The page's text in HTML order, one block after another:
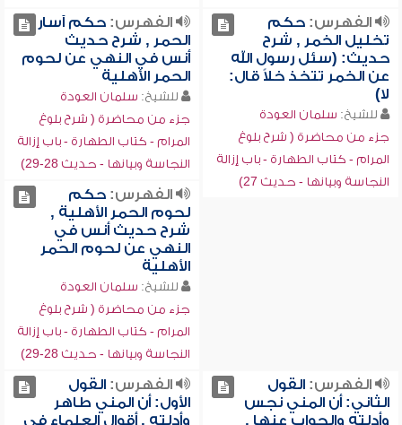
الفهرس:حكم
تخليل الخمر , شرح
حديث: (سئل رسول الله
عن الخمر تتخذ خلاً قال:
لا)
للشيخ: سلمان العودة
جزء من محاضرة ( شرح بلوغ
المرام - كتاب الطهارة - باب إزالة
النجاسة وبيانها - حديث 27)
الفهرس:حكم آسار
الحمر , شرح حديث
أنس في النهي عن لحوم
الحمر الأهلية
للشيخ: سلمان العودة
جزء من محاضرة ( شرح بلوغ
المرام - كتاب الطهارة - باب إزالة
النجاسة وبيانها - حديث 28-29)
الفهرس:‏حكم
لحوم الحمر الأهلية ,
شرح حديث أنس في
النهي عن لحوم الحمر
الأهلية
للشيخ: سلمان العودة
جزء من محاضرة ( شرح بلوغ
المرام - كتاب الطهارة - باب إزالة
النجاسة وبيانها - حديث 28-29)
الفهرس:القول
الثاني: أن المني نجس
وأدلته والجواب عنها ,
الفهرس:القول
الأول: أن المني طاهر
وأدلته , أقوال العلماء في